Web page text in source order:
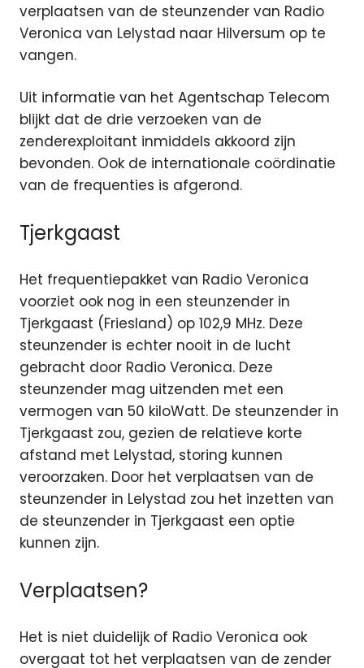
verplaatsen van de steunzender van Radio
Veronica van Lelystad naar Hilversum op te
vangen.
Uit informatie van het Agentschap Telecom
blijkt dat de drie verzoeken van de
zenderexploitant inmiddels akkoord zijn
bevonden. Ook de internationale coördinatie
van de frequenties is afgerond.
Tjerkgaast
Het frequentiepakket van Radio Veronica
voorziet ook nog in een steunzender in
Tjerkgaast (Friesland) op 102,9 MHz. Deze
steunzender is echter nooit in de lucht
gebracht door Radio Veronica. Deze
steunzender mag uitzenden met een
vermogen van 50 kiloWatt. De steunzender in
Tjerkgaast zou, gezien de relatieve korte
afstand met Lelystad, storing kunnen
veroorzaken. Door het verplaatsen van de
steunzender in Lelystad zou het inzetten van
de steunzender in Tjerkgaast een optie
kunnen zijn.
Verplaatsen?
Het is niet duidelijk of Radio Veronica ook
overgaat tot het verplaatsen van de zender